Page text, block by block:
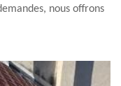
nous offrons